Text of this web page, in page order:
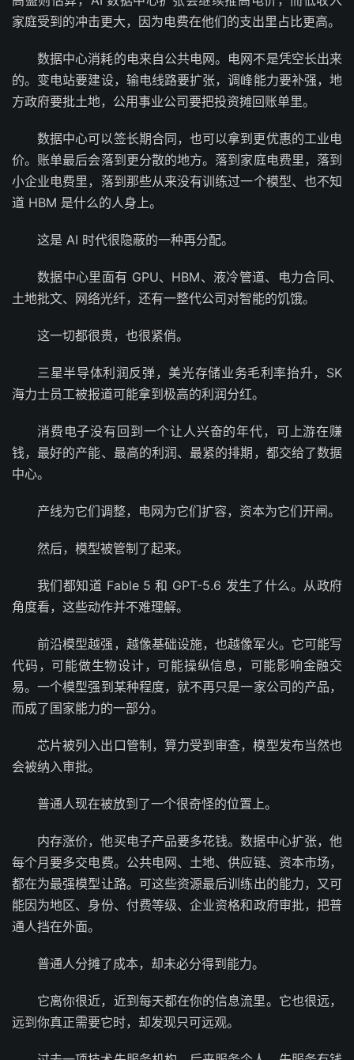
家庭受到的冲击更大，因为电费在他们的支出里占比更高。
数据中心消耗的电来自公共电网。电网不是凭空长出来
的。变电站要建设，输电线路要扩张，调峰能力要补强，地
方政府要批土地，公用事业公司要把投资摊回账单里。
数据中心可以签长期合同，也可以拿到更优惠的工业电
价。账单最后会落到更分散的地方。落到家庭电费里，落到
小企业电费里，落到那些从来没有训练过一个模型、也不知
道 HBM 是什么的人身上。
这是 AI 时代很隐蔽的一种再分配。
数据中心里面有 GPU、HBM、液冷管道、电力合同、
土地批文、网络光纤，还有一整代公司对智能的饥饿。
这一切都很贵，也很紧俏。
三星半导体利润反弹，美光存储业务毛利率抬升，SK
海力士员工被报道可能拿到极高的利润分红。
消费电子没有回到一个让人兴奋的年代，可上游在赚
钱，最好的产能、最高的利润、最紧的排期，都交给了数据
中心。
产线为它们调整，电网为它们扩容，资本为它们开闸。
然后，模型被管制了起来。
我们都知道 Fable 5 和 GPT-5.6 发生了什么。从政府
角度看，这些动作并不难理解。
前沿模型越强，越像基础设施，也越像军火。它可能写
代码，可能做生物设计，可能操纵信息，可能影响金融交
易。一个模型强到某种程度，就不再只是一家公司的产品，
而成了国家能力的一部分。
芯片被列入出口管制，算力受到审查，模型发布当然也
会被纳入审批。
普通人现在被放到了一个很奇怪的位置上。
内存涨价，他买电子产品要多花钱。数据中心扩张，他
每个月要多交电费。公共电网、土地、供应链、资本市场，
都在为最强模型让路。可这些资源最后训练出的能力，又可
能因为地区、身份、付费等级、企业资格和政府审批，把普
通人挡在外面。
普通人分摊了成本，却未必分得到能力。
它离你很近，近到每天都在你的信息流里。它也很远，
远到你真正需要它时，却发现只可远观。